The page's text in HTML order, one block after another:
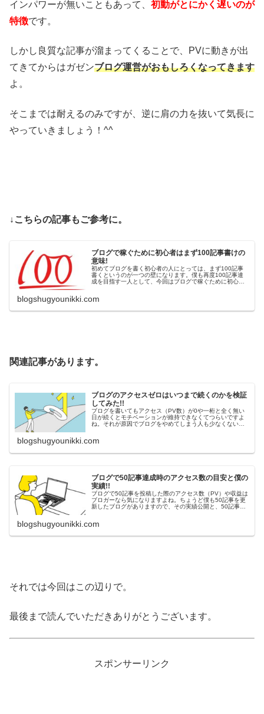
インパワーが無いこともあって、 初動がとにかく遅いのが
特徴です。
しかし良質な記事が溜まってくることで、PVに動きが出
てきてからはガゼンブログ運営がおもしろくなってきます
よ。
そこまでは耐えるのみですが、逆に肩の力を抜いて気長に
やっていきましょう！^^
↓こちらの記事もご参考に。
ブログで稼ぐために初心者はまず100記事書けの
意味!
初めてブログを書く初心者の人にとっては、まず100記事
書くというのが一つの壁になります。僕も再度100記事達
成を目指す一人として、今回はブログで稼ぐために初心者
blogshugyounikki.com
関連記事があります。
ブログのアクセスゼロはいつまで続くのかを検証
してみた!!
ブログを書いてもアクセス（PV数）が0や一桁と全く無い
日が続くとモチベーションが維持できなくてつらいですよ
ね。それが原因でブログをやめてしまう人も少なくないの
blogshugyounikki.com
ブログで50記事達成時のアクセス数の目安と僕の
実績!!
ブログで50記事を投稿した際のアクセス数（PV）や収益は
ブロガーなら気になりますよね。ちょうど僕も50記事を更
新したブログがありますので、その実績公開と、50記事作
blogshugyounikki.com
それでは今回はこの辺りで。
最後まで読んでいただきありがとうございます。
スポンサーリンク